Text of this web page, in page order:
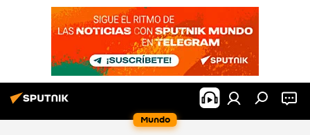
Mundo